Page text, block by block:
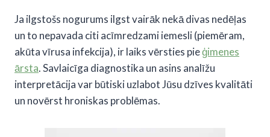
Ja ilgstošs nogurums ilgst vairāk nekā divas nedēļas
un to nepavada citi acīmredzami iemesli (piemēram,
akūta vīrusa infekcija), ir laiks vērsties pieģimenes
ārsta. Savlaicīga diagnostika un asins analīžu
interpretācija var būtiski uzlabot Jūsu dzīves kvalitāti
un novērst hroniskas problēmas.